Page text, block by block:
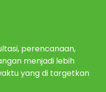
perencanaan,
menjadi lebih
yang di targetkan